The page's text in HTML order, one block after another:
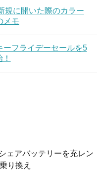
規に開いた際のカラー
メモ
ーフライデーセールを5
ェアバッテリーを充レン
り換え